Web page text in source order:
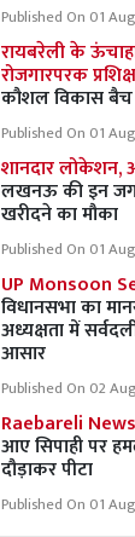
Published On 01
रायबरेली के
रोजगारपरक
कौशल विकास बैच
Published On 01
शानदार लोकेशन,
लखनऊ की इन
खरीदने का मौका
Published On 01
UP Monsoon
विधानसभा का
अध्यक्षता में
आसार
Published On 02
Raebareli
आए सिपाही पर
दौड़ाकर पीटा
Published On 01